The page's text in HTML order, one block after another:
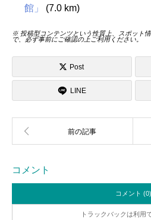
館」 (7.0 km)
※ 投稿型コンテンツという性質上、スポット
で、必ず事前にご確認の上ご利用ください。
Post
LINE
コメント
コメント (0)
トラックバックは利用